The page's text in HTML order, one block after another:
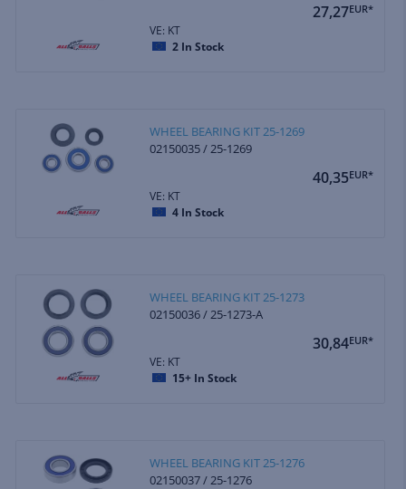
27,27EUR*
VE: KT
2 In Stock
WHEEL BEARING KIT 25-1269
02150035 / 25-1269
40,35EUR*
VE: KT
4 In Stock
WHEEL BEARING KIT 25-1273
02150036 / 25-1273-A
30,84EUR*
VE: KT
15+ In Stock
WHEEL BEARING KIT 25-1276
02150037 / 25-1276